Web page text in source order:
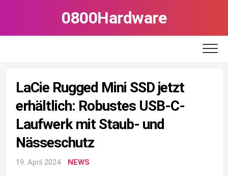
0800Hardware
LaCie Rugged Mini SSD jetzt
erhältlich: Robustes USB-C-
Laufwerk mit Staub- und
Nässeschutz
19. April 2024 NEWS